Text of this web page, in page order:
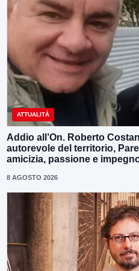
ATTUALITÀ
Addio all’On. Roberto
autorevole del territorio,
amicizia, passione e
8 AGOSTO 2026